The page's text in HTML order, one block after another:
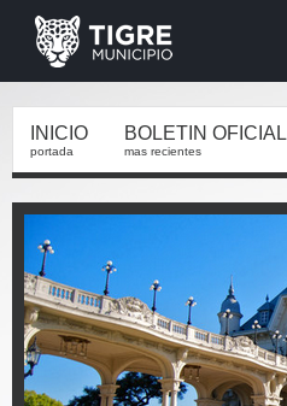
INICIO
portada
BOLETIN OFICIAL
mas recientes